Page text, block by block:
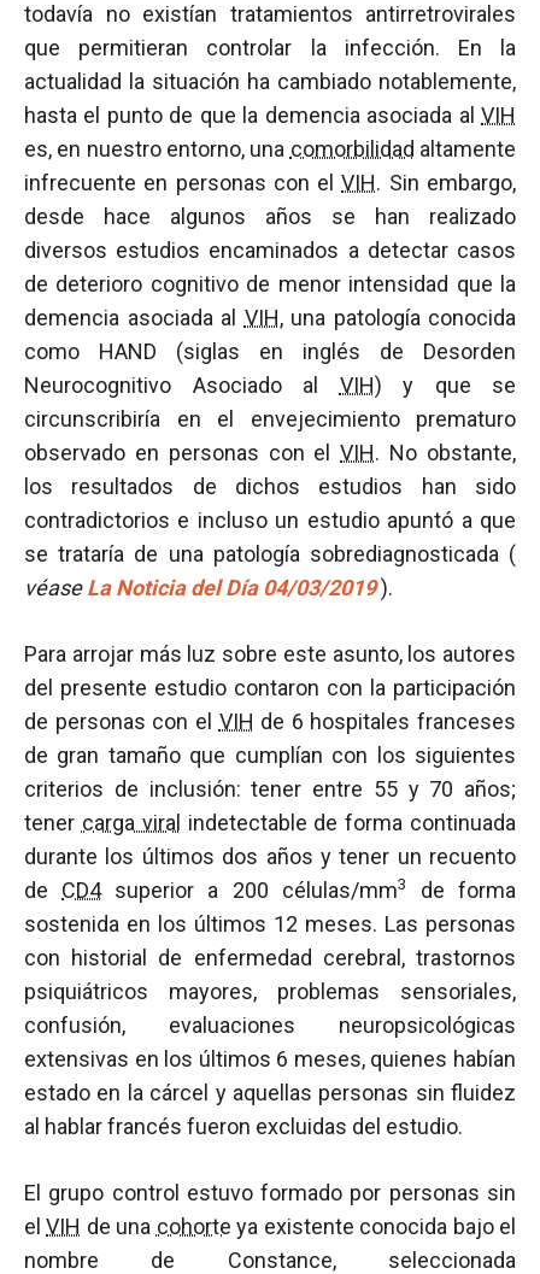
todavía no existían tratamientos antirretrovirales
que permitieran controlar la infección. En la
actualidad la situación ha cambiado notablemente,
hasta el punto de que la demencia asociada al VIH
es, en nuestro entorno, una comorbilidad altamente
infrecuente en personas con elVIH. Sin embargo,
desde hace algunos años se han realizado
diversos estudios encaminados a detectar casos
de deterioro cognitivo de menor intensidad que la
demencia asociada al VIH, una patología conocida
como HAND (siglas en inglés de Desorden
Neurocognitivo Asociado al VIH) y que se
circunscribiría en el envejecimiento prematuro
observado en personas con elVIH. No obstante,
los resultados de dichos estudios han sido
contradictorios e incluso un estudio apuntó a que
se trataría de una patología sobrediagnosticada (
véaseLa Noticia del Día 04/03/2019).
Para arrojar más luz sobre este asunto, los autores
del presente estudio contaron con la participación
de personas con el VIH de 6 hospitales franceses
de gran tamaño que cumplían con los siguientes
criterios de inclusión: tener entre 55 y 70 años;
tener carga viral indetectable de forma continuada
durante los últimos dos años y tener un recuento
de CD4superior a 200 células/mm3
de forma
sostenida en los últimos 12 meses. Las personas
con historial de enfermedad cerebral, trastornos
psiquiátricos mayores, problemas sensoriales,
confusión, evaluaciones neuropsicológicas
extensivas en los últimos 6 meses, quienes habían
estado en la cárcel y aquellas personas sin fluidez
al hablar francés fueron excluidas del estudio.
El grupo control estuvo formado por personas sin
elVIH de una cohorte ya existente conocida bajo el
nombre de Constance, seleccionada